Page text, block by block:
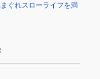
ぐれスローライフを満